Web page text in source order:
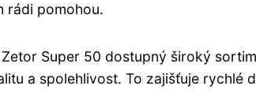
rádi pomohou.
Super 50 dostupný široký
a spolehlivost. To zajišťuje rychlé